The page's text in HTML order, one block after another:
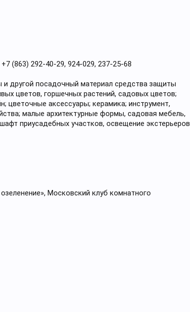
(863) 292-40-29, 924-029, 237-25-68
другой посадочный материал средства защиты
цветов, горшечных растений, садовых цветов;
цветочные аксессуары; керамика; инструмент,
малые архитектурные формы, садовая мебель,
приусадебных участков, освещение экстерьеров
Московский клуб комнатного